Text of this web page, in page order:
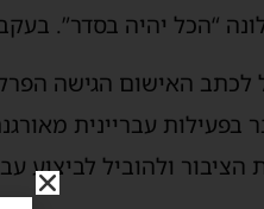
“הכל יהיה בסדר”.
לכתב האישום הגישה
בפעילות עבריינית
הציבור ולהוביל לביצוע